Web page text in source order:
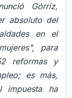
Górriz,
absoluto del
en el
para
reformas y
es más,
impuesta ha